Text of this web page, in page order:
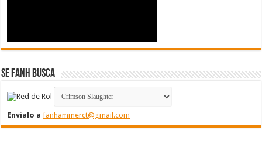
Se FanH Busca
Envíalo afanhammerct@gmail.com